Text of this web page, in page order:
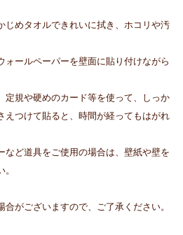
じめタオルできれいに拭き、ホコリや汚
ォールペーパーを壁面に貼り付けながら
定規や硬めのカード等を使って、しっか
えつけて貼ると、時間が経ってもはがれ
ど道具をご使用の場合は、壁紙や壁を
がございますので、ご了承ください。